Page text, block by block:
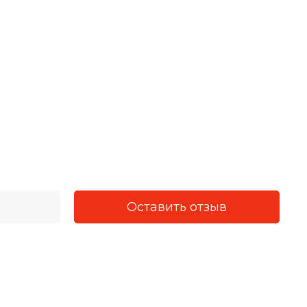
Оставить отзыв